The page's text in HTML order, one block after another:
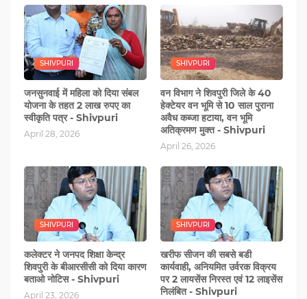
SHIVPURI
जनसुनवाई में महिला को दिया संबल
योजना के तहत 2 लाख रुपए का
स्वीकृति पत्र - Shivpuri
April 28, 2026
SHIVPURI
वन विभाग ने शिवपुरी जिले के 40
हेक्टेयर वन भूमि से 10 साल पुराना
अवैध कब्जा हटाया, वन भूमि
अतिक्रमण मुक्त - Shivpuri
April 26, 2026
SHIVPURI
कलेक्टर ने जनपद शिक्षा केन्द्र
शिवपुरी के बीआरसीसी को दिया कारण
बताओ नोटिस - Shivpuri
April 23, 2026
SHIVPURI
खरीफ सीजन की सबसे बडी
कार्यवाही, अनियमित उर्वरक विक्रय
पर 2 लायसेंस निरस्त एवं 12 लाइसेंस
निलंबित - Shivpuri